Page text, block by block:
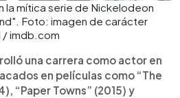
la mítica serie de Nickelodeon
Foto: imagen de carácter
/ imdb.com
una carrera como actor en
en películas como “The
“Paper Towns” (2015) y